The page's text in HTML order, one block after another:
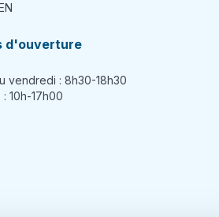
d'ouverture
vendredi : 8h30-18h30
10h-17h00